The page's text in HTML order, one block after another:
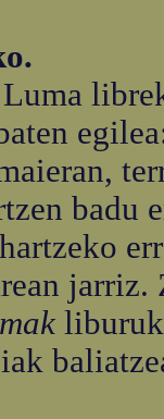
badu